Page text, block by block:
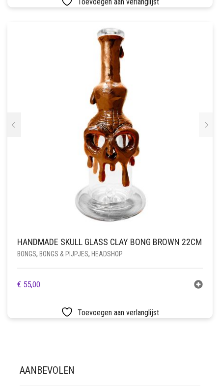
SETS
HANDMADE SKULL GLASS CLAY BONG BROWN 22CM
BONGS, BONGS & PIJPJES, HEADSHOP
€ 55,00
Toevoegen aan verlanglijst
AANBEVOLEN